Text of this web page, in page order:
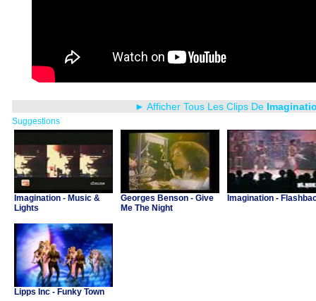
► Afficher Tous Les Clips De
Suggestions
Imagination - Music &
Lights
Georges Benson - Give
Me The Night
Imagination -
Lipps Inc - Funky Town